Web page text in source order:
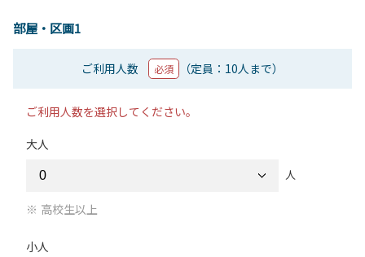
部屋・区画1
ご利用人数 必須 （定員：10人まで）
ご利用人数を選択してください。
大人
人
高校生以上
小人